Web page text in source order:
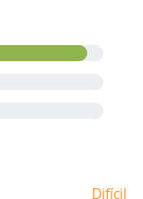
Difícil